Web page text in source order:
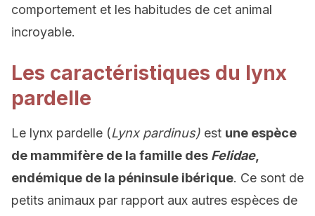
comportement et les habitudes de cet animal
incroyable.
Les caractéristiques du lynx
pardelle
Le lynx pardelle (Lynx pardinus) est une espèce
de mammifère de la famille des Felidae,
endémique de la péninsule ibérique. Ce sont de
petits animaux par rapport aux autres espèces de